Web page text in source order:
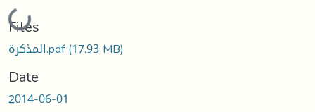
Loading...
Files
المذكرة.pdf(17.93 MB)
Date
2014-06-01